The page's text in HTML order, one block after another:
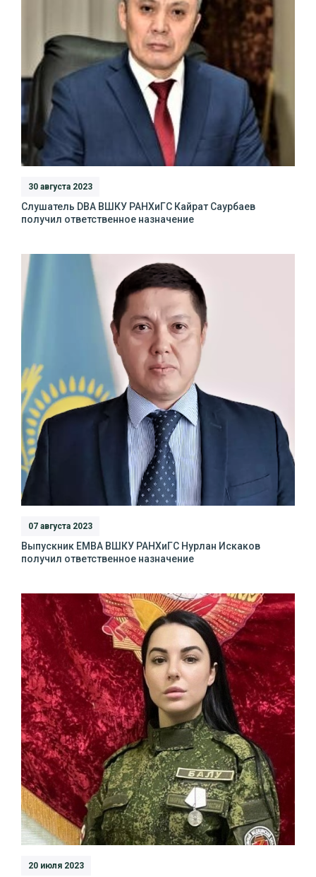
30 августа 2023
Слушатель DBA ВШКУ РАНХиГС Кайрат Саурбаев
получил ответственное назначение
07 августа 2023
Выпускник ЕМВА ВШКУ РАНХиГС Нурлан Искаков
получил ответственное назначение
20 июля 2023